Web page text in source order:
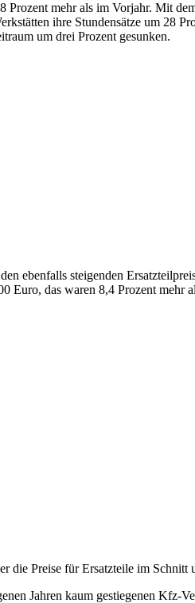
mehr als im Vorjahr. Mit
ihre Stundensätze um 28
um drei Prozent gesunken.
ebenfalls steigenden
das waren 8,4 Prozent
Preise für Ersatzteile im
Jahren kaum gestiegenen